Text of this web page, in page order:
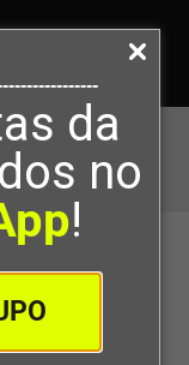
da
no
!
do Curso de